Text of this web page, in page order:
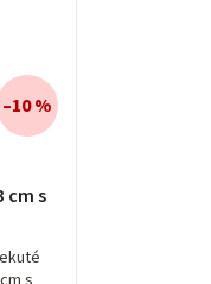
cm s
–10 %